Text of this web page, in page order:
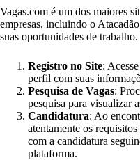
Vagas.com é um dos maiores
empresas, incluindo o
suas oportunidades de trabalho.
Registro no Site:
perfil com suas
Pesquisa de Vagas:
pesquisa para visualizar
Candidatura: Ao
atentamente os
com a candidatura
plataforma.